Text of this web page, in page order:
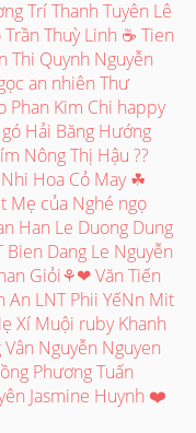
Trí Thanh Tuyên Lê
Thuỳ Linh ☕ Tien
Thi Quynh Nguyễn
an nhiên Thư
Phan Kim Chi happy
Hải Băng Hướng
Nông Thị Hậu ??
Hoa Cỏ May ☘
Mẹ của Nghé ngọ
Han Le Duong Dung
Bien Dang Le Nguyễn
Giỏi⚘❤ Văn Tiến
An LNT Phii YếNn Mit
Xí Muội ruby Khanh
Nguyễn Nguyen
Phương Tuấn
Jasmine Huynh ❤️